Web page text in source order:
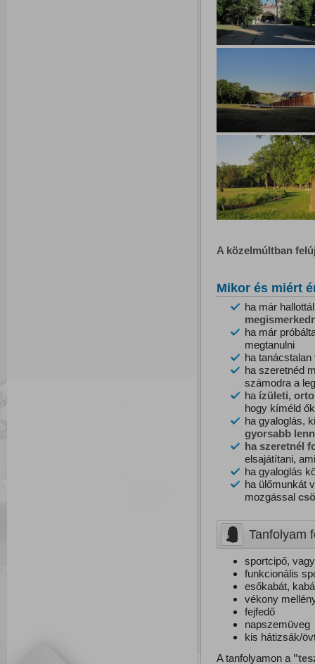
A közelmúltban
Mikor és miért
ha már
ha már
megtanulni
ha
ha szeretnéd
számodra a
ha ízületi,
hogy kíméld
ha gyaloglás,
gyorsabb
ha szeretnél
elsajátítani,
ha gyaloglás
ha ülőmunkát
mozgással
Tanfolyam
sportcipő,
funkcionális
esőkabát,
vékony
fejfedő
napszemüveg
kis hátizsák/
A tanfolyamon a